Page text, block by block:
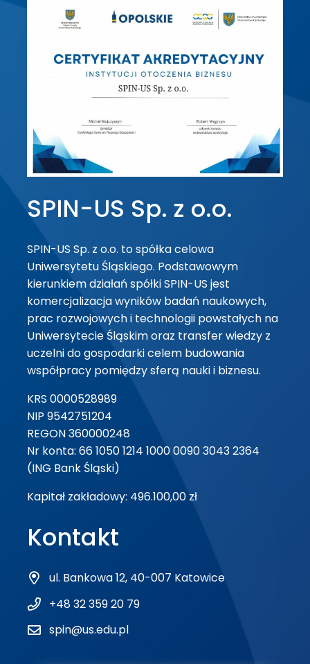
SPIN-US Sp. z o.o.
SPIN-US Sp. z o.o. to spółka celowa
Uniwersytetu Śląskiego. Podstawowym
kierunkiem działań spółki SPIN-US jest
komercjalizacja wyników badań naukowych,
prac rozwojowych i technologii powstałych na
Uniwersytecie Śląskim oraz transfer wiedzy z
uczelni do gospodarki celem budowania
współpracy pomiędzy sferą nauki i biznesu.
KRS 0000528989
NIP 9542751204
REGON 360000248
Nr konta: 66 1050 1214 1000 0090 3043 2364
(ING Bank Śląski)
Kapitał zakładowy: 496.100,00 zł
Kontakt
ul. Bankowa 12, 40-007 Katowice
+48 32 359 20 79
spin@us.edu.pl